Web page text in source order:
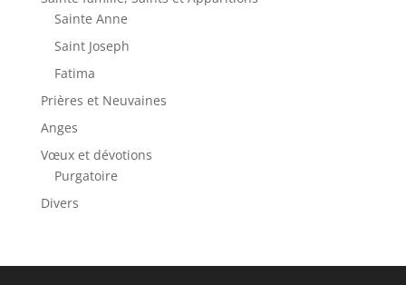
Sainte Anne
Saint Joseph
Fatima
Prières et Neuvaines
Anges
Vœux et dévotions
Purgatoire
Divers